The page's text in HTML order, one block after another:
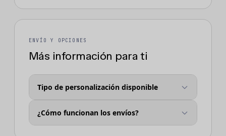
ENVÍO Y OPCIONES
Más información para ti
Tipo de personalización disponible
¿Cómo funcionan los envíos?